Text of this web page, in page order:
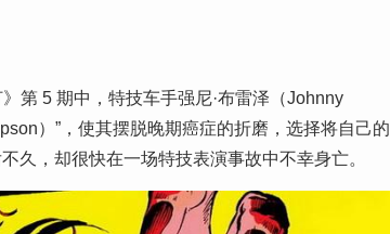
第 5 期中，特技车手强尼·布雷泽（Johnny
）”，使其摆脱晚期癌症的折磨，选择将自己的
久，却很快在一场特技表演事故中不幸身亡。